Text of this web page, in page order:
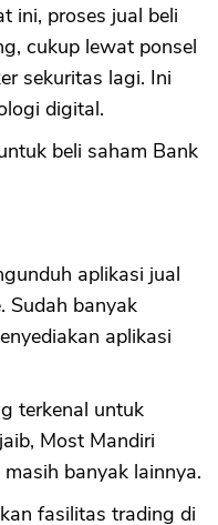
ini, proses jual beli
cukup lewat ponsel
sekuritas lagi. Ini
digital.
beli saham Bank
aplikasi jual
Sudah banyak
aplikasi
terkenal untuk
Most Mandiri
banyak lainnya.
fasilitas trading di